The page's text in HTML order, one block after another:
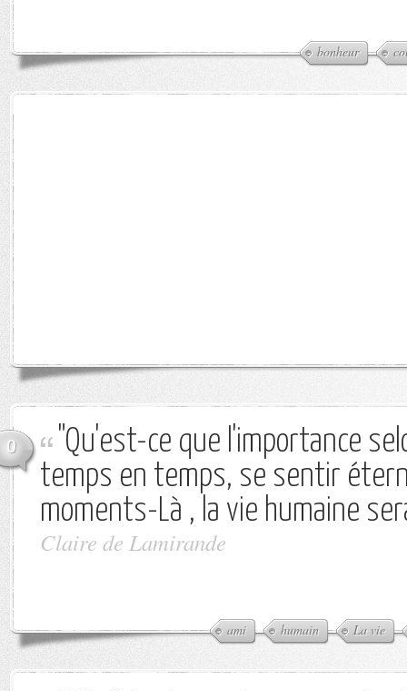
bonheur
0
"Qu'est-ce que l'importance
temps en temps, se sentir
moments-Là , la vie humaine
Claire de Lamirande
ami humain La vie